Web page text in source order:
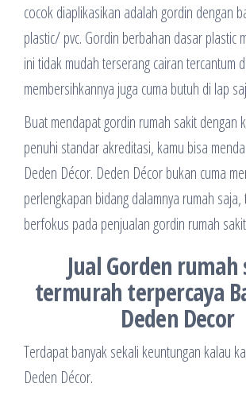
cocok diaplikasikan adalah gordin dengan
plastic/ pvc. Gordin berbahan dasar plastic
ini tidak mudah terserang cairan tercantum
membersihkannya juga cuma butuh di lap
Buat mendapat gordin rumah sakit dengan
penuhi standar akreditasi, kamu bisa
Deden Décor. Deden Décor bukan cuma
perlengkapan bidang dalamnya rumah saja,
berfokus pada penjualan gordin rumah
Jual Gorden
termurah terpercaya
Deden Decor
Terdapat banyak sekali keuntungan kalau
Deden Décor.